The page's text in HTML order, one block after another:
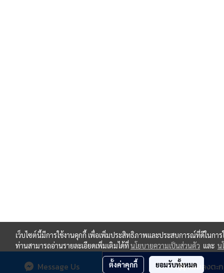
เพิ่มลงตะ
Message Us
เว็บไซต์นี้มีการใช้งานคุกกี้ เพื่อเพิ่มประสิทธิภาพและประสบการณ์ที่ดีในการ
ท่านสามารถอ่านรายละเอียดเพิ่มเติมได้ที่นโยบายความเป็นส่วนตัว และ น
ตั้งค่าคุกกี้ ยอมรับทั้งหมด